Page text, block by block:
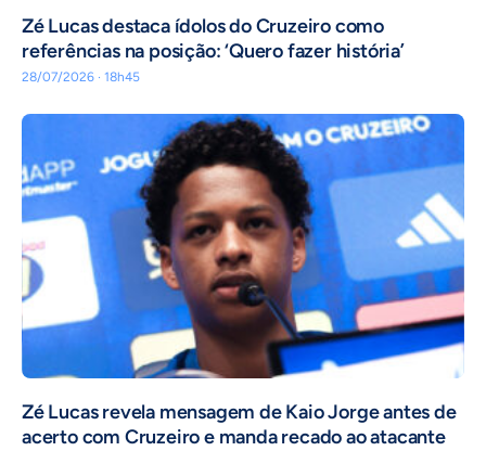
Zé Lucas destaca ídolos do Cruzeiro como
referências na posição: ‘Quero fazer história’
28/07/2026 · 18h45
Zé Lucas revela mensagem de Kaio Jorge antes de
acerto com Cruzeiro e manda recado ao atacante